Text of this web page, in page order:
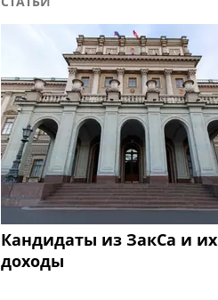
Кандидаты из ЗакСа и их
доходы